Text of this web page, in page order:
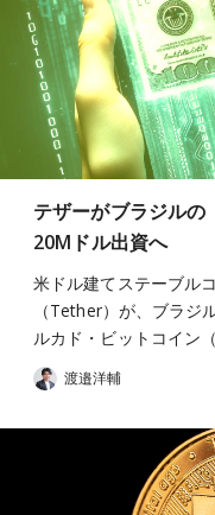
テザーがブラジルの
20Mドル出資へ
米ドル建てステーブル
（Tether）が、ブラジ
ルカド・ビットコイン
渡邉洋輔